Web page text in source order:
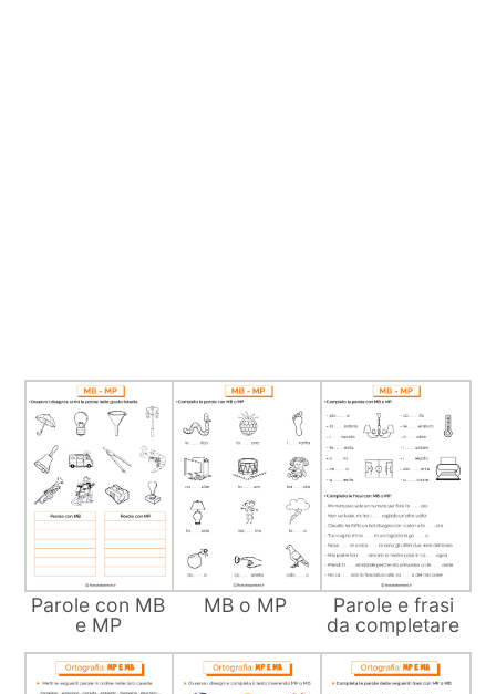
Parole con MB
e MP
MB o MP
Parole e frasi
da completare